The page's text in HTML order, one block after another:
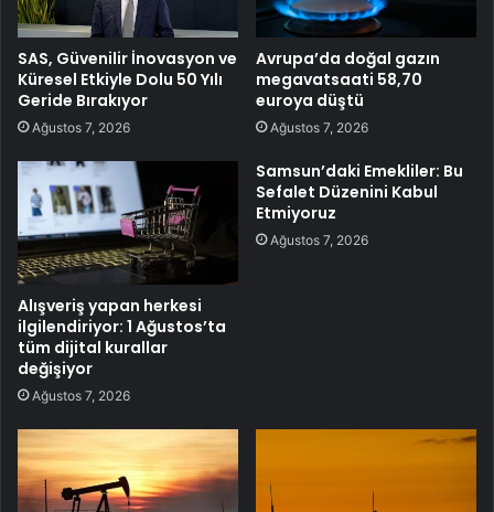
SAS, Güvenilir İnovasyon ve
Küresel Etkiyle Dolu 50 Yılı
Geride Bırakıyor
Ağustos 7, 2026
Avrupa’da doğal gazın
megavatsaati 58,70
euroya düştü
Ağustos 7, 2026
Alışveriş yapan herkesi
ilgilendiriyor: 1 Ağustos’ta
tüm dijital kurallar
değişiyor
Ağustos 7, 2026
Samsun’daki Emekliler: Bu
Sefalet Düzenini Kabul
Etmiyoruz
Ağustos 7, 2026